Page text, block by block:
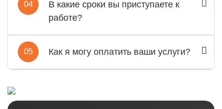
04
В какие сроки вы приступаете к
работе?
05 Как я могу оплатить ваши услуги?